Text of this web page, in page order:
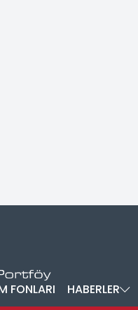
FONLARI HABERLER